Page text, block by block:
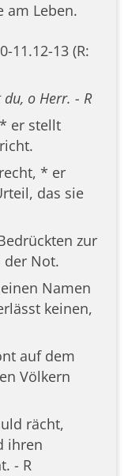
am Leben.
11.12-13 (R:
o Herr. - R
er stellt
* er
das sie
zur
der Not.
Namen
keinen,
auf dem
Völkern
rächt,
ihren
- R